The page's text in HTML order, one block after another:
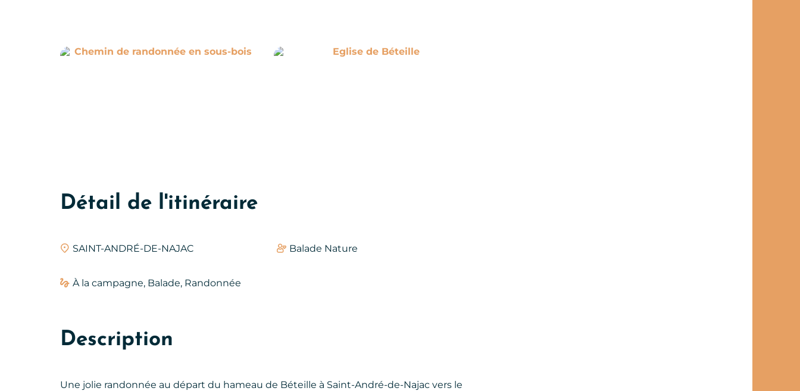
Chemin de randonnée en sous-bois Eglise de Béteille
Détail de l'itinéraire
SAINT-ANDRÉ-DE-NAJAC
À la campagne, Balade, Randonnée
Balade Nature
Description
Une jolie randonnée au départ du hameau de Béteille à Saint-André-de-Najac vers le